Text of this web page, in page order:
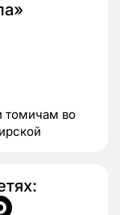
томичам во